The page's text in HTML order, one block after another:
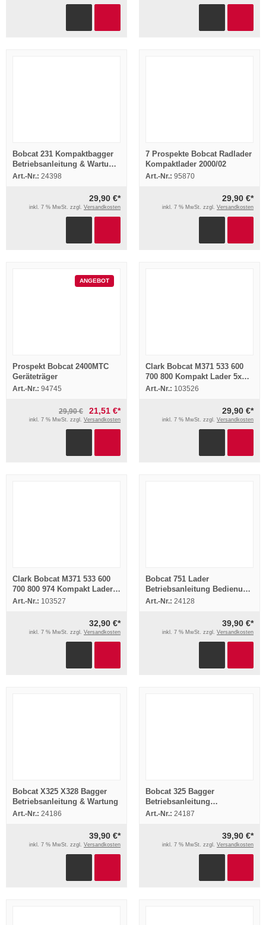
Bobcat 231 Kompaktbagger
Betriebsanleitung & Wartung
Bedienungsanleitung
Art.-Nr.: 24398
29,90 €*
inkl. 7 % MwSt. zzgl. Versandkosten
7 Prospekte Bobcat Radlader
Kompaktlader 2000/02
Art.-Nr.: 95870
29,90 €*
inkl. 7 % MwSt. zzgl. Versandkosten
ANGEBOT
Prospekt Bobcat 2400MTC
Geräteträger
Art.-Nr.: 94745
29,90 € 21,51 €*
inkl. 7 % MwSt. zzgl. Versandkosten
Clark Bobcat M371 533 600
700 800 Kompakt Lader 5x
Prospekt 1976
Art.-Nr.: 103526
29,90 €*
inkl. 7 % MwSt. zzgl. Versandkosten
Clark Bobcat M371 533 600
700 800 974 Kompakt Lader
7x Prospekt 1970er Jahre
Art.-Nr.: 103527
32,90 €*
inkl. 7 % MwSt. zzgl. Versandkosten
Bobcat 751 Lader
Betriebsanleitung Bedienung
Wartung
Art.-Nr.: 24128
39,90 €*
inkl. 7 % MwSt. zzgl. Versandkosten
Bobcat X325 X328 Bagger
Betriebsanleitung & Wartung
Art.-Nr.: 24186
39,90 €*
inkl. 7 % MwSt. zzgl. Versandkosten
Bobcat 325 Bagger
Betriebsanleitung
Bedienungsanleitung
Art.-Nr.: 24187
39,90 €*
inkl. 7 % MwSt. zzgl. Versandkosten